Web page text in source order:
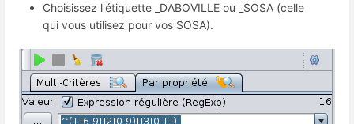
Choisissez l'étiquette _DABOVILLE ou _SOSA (celle
qui vous utilisez pour vos SOSA).